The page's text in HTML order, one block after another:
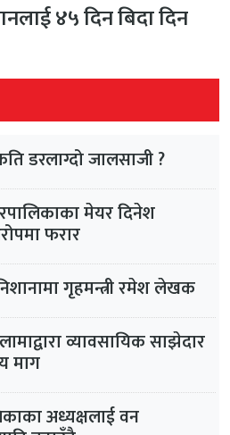
४५ दिन बिदा दिन
डरलाग्दो जालसाजी ?
मेयर दिनेश
फरार
गृहमन्त्री रमेश लेखक
व्यावसायिक साझेदार
माग
अध्यक्षलाई वन